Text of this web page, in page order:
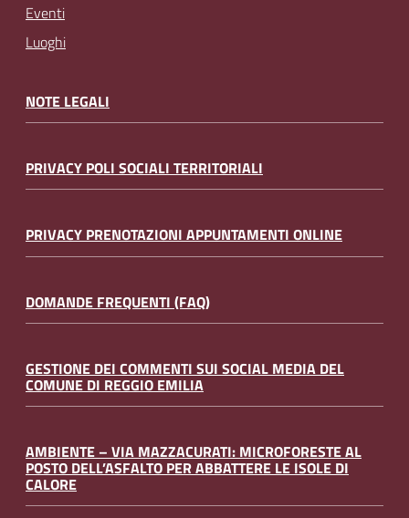
Eventi
Luoghi
NOTE LEGALI
PRIVACY POLI SOCIALI TERRITORIALI
PRIVACY PRENOTAZIONI APPUNTAMENTI ONLINE
DOMANDE FREQUENTI (FAQ)
GESTIONE DEI COMMENTI SUI SOCIAL MEDIA DEL
COMUNE DI REGGIO EMILIA
AMBIENTE – VIA MAZZACURATI: MICROFORESTE AL
POSTO DELL’ASFALTO PER ABBATTERE LE ISOLE DI
CALORE